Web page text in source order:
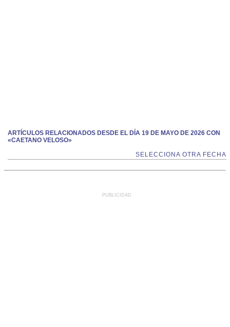
ARTÍCULOS RELACIONADOS DESDE EL DÍA 19 DE MAYO DE 2026 CON
«CAETANO VELOSO»
SELECCIONA OTRA FECHA
PUBLICIDAD